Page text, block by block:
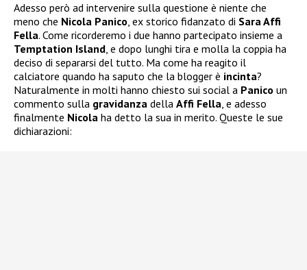
Adesso però ad intervenire sulla questione è niente che
meno che Nicola Panico, ex storico fidanzato di Sara Affi
Fella. Come ricorderemo i due hanno partecipato insieme a
Temptation Island, e dopo lunghi tira e molla la coppia ha
deciso di separarsi del tutto. Ma come ha reagito il
calciatore quando ha saputo che la blogger è incinta?
Naturalmente in molti hanno chiesto sui social a Panico un
commento sulla gravidanza della Affi Fella, e adesso
finalmente Nicola ha detto la sua in merito. Queste le sue
dichiarazioni: